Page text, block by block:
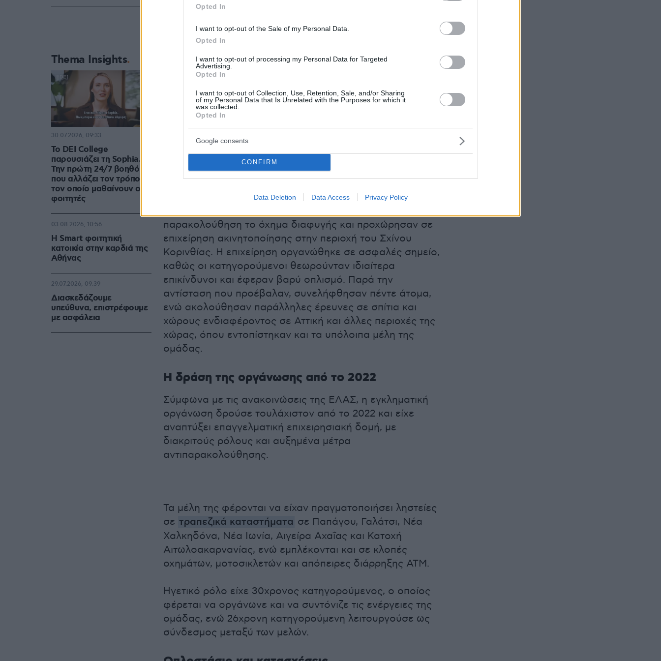
Opted In
I want to opt-out of the Sale of my Personal Data.
Opted In
I want to opt-out of processing my Personal Data for Targeted
Advertising.
Opted In
I want to opt-out of Collection, Use, Retention, Sale, and/or Sharing
of my Personal Data that Is Unrelated with the Purposes for which it
was collected.
Opted In
Google consents
CONFIRM
Data Deletion Data Access Privacy Policy
Παρακολούθηση και συλλήψεις στον Σχίνο
Κορινθίας
Αστυνομικοί της Διεύθυνσης Αντιμετώπισης
παρακολούθηση το όχημα διαφυγής και προχώρησαν σε
επιχείρηση ακινητοποίησης στην περιοχή του Σχίνου
Κορινθίας. Η επιχείρηση οργανώθηκε σε ασφαλές σημείο,
καθώς οι κατηγορούμενοι θεωρούνταν ιδιαίτερα
επικίνδυνοι και έφεραν βαρύ οπλισμό. Παρά την
αντίσταση που προέβαλαν, συνελήφθησαν πέντε άτομα,
ενώ ακολούθησαν παράλληλες έρευνες σε σπίτια και
χώρους ενδιαφέροντος σε Αττική και άλλες περιοχές της
χώρας, όπου εντοπίστηκαν και τα υπόλοιπα μέλη της
ομάδας.
Η δράση της οργάνωσης από το 2022
Σύμφωνα με τις ανακοινώσεις της ΕΛΑΣ, η εγκληματική
οργάνωση δρούσε τουλάχιστον από το 2022 και είχε
αναπτύξει επαγγελματική επιχειρησιακή δομή, με
διακριτούς ρόλους και αυξημένα μέτρα
αντιπαρακολούθησης.
Τα μέλη της φέρονται να είχαν πραγματοποιήσει ληστείες
σε τραπεζικά καταστήματα σε Παπάγου, Γαλάτσι, Νέα
Χαλκηδόνα, Νέα Ιωνία, Αιγείρα Αχαΐας και Κατοχή
Αιτωλοακαρνανίας, ενώ εμπλέκονται και σε κλοπές
οχημάτων, μοτοσικλετών και απόπειρες διάρρηξης ΑΤΜ.
Ηγετικό ρόλο είχε 30χρονος κατηγορούμενος, ο οποίος
φέρεται να οργάνωνε και να συντόνιζε τις ενέργειες της
ομάδας, ενώ 26χρονη κατηγορούμενη λειτουργούσε ως
σύνδεσμος μεταξύ των μελών.
Thema Insights
Το DEI College
παρουσιάζει τη Sophia.
Την πρώτη 24/7 βοηθό AI
που αλλάζει τον τρόπο με
τον οποίο μαθαίνουν οι
φοιτητές
30.07.2026, 09:33
Η Smart φοιτητική
κατοικία στην καρδιά της
Αθήνας
03.08.2026, 10:56
Διασκεδάζουμε
υπεύθυνα, επιστρέφουμε
με ασφάλεια
29.07.2026, 09:39